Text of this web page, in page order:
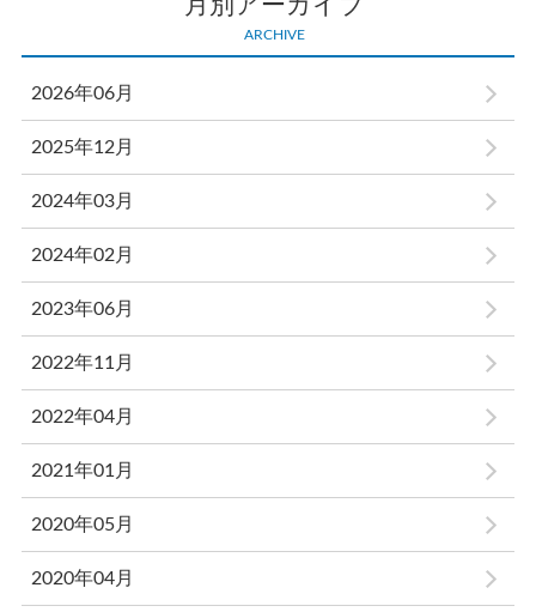
月別アーカイブ
ARCHIVE
2026年06月
2025年12月
2024年03月
2024年02月
2023年06月
2022年11月
2022年04月
2021年01月
2020年05月
2020年04月